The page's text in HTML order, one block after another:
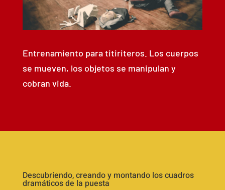
Entrenamiento para titiriteros. Los cuerpos
se mueven, los objetos se manipulan y
cobran vida.
Descubriendo, creando y montando los cuadros
dramáticos de la puesta